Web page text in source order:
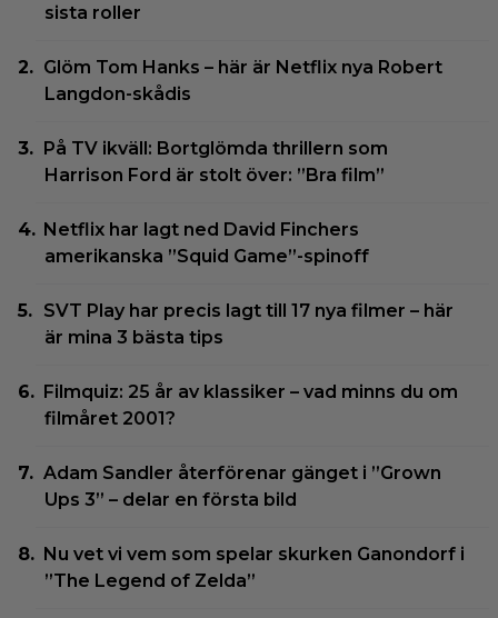
sista roller
Glöm Tom Hanks – här är Netflix nya Robert
Langdon-skådis
På TV ikväll: Bortglömda thrillern som
Harrison Ford är stolt över: ”Bra film”
Netflix har lagt ned David Finchers
amerikanska ”Squid Game”-spinoff
SVT Play har precis lagt till 17 nya filmer – här
är mina 3 bästa tips
Filmquiz: 25 år av klassiker – vad minns du om
filmåret 2001?
Adam Sandler återförenar gänget i ”Grown
Ups 3” – delar en första bild
Nu vet vi vem som spelar skurken Ganondorf i
”The Legend of Zelda”